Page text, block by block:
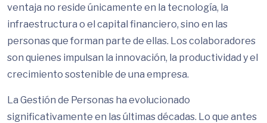
ventaja no reside únicamente en la tecnología, la
infraestructura o el capital financiero, sino en las
personas que forman parte de ellas. Los colaboradores
son quienes impulsan la innovación, la productividad y el
crecimiento sostenible de una empresa.
La Gestión de Personas ha evolucionado
significativamente en las últimas décadas. Lo que antes